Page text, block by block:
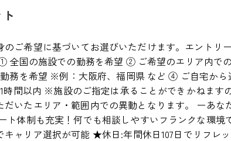
ご希望に基づいてお選びいただけます。エントリ
全国の施設での勤務を希望 ② ご希望のエリア内で
務を希望 ※例：大阪府、福岡県 など ④ ご自宅から
間以内 ※施設のご指定は承ることができかねま
だいたエリア・範囲内での異動となります。 ーあ
ト体制も充実！何でも相談しやすいフランクな環
ャリア選択が可能 ★休日:年間休日107日でリフレ